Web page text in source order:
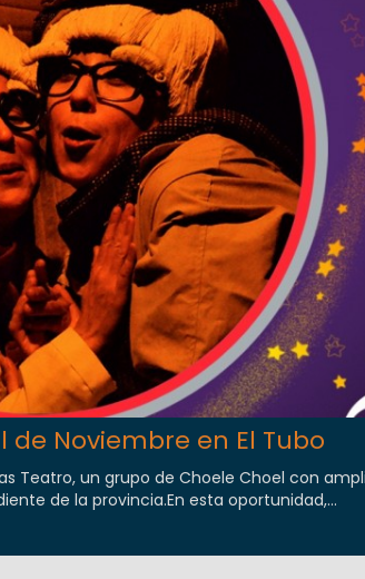
de Noviembre en El Tubo
Teatro, un grupo de Choele Choel con
de la provincia.En esta oportunidad,...